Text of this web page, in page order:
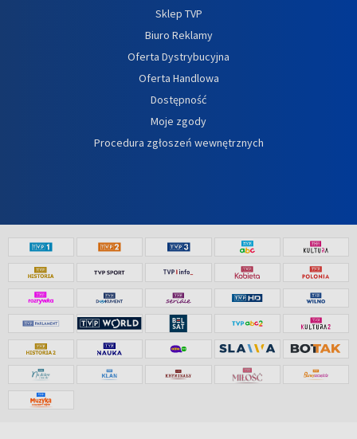
Sklep TVP
Biuro Reklamy
Oferta Dystrybucyjna
Oferta Handlowa
Dostępność
Moje zgody
Procedura zgłoszeń wewnętrznych